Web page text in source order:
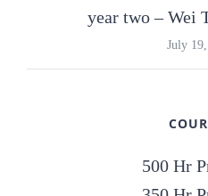
year two – Wei
July
500 Hr